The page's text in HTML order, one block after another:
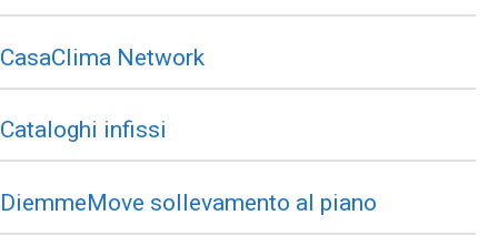
CasaClima Network
Cataloghi infissi
DiemmeMove sollevamento al piano